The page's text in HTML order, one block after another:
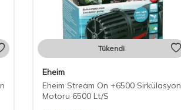
Tükendi
Eheim
Eheim Stream On +6500 Sirkülasyon
Motoru 6500 Lt/S